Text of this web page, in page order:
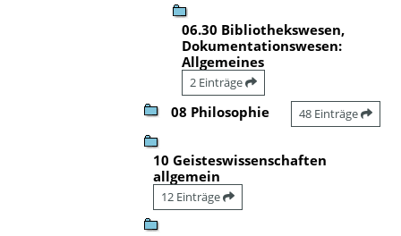
06.30 Bibliothekswesen,
Dokumentationswesen:
Allgemeines
2 Einträge
08 Philosophie 48 Einträge
10 Geisteswissenschaften
allgemein
12 Einträge